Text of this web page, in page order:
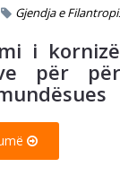
Gjendja e
i
për